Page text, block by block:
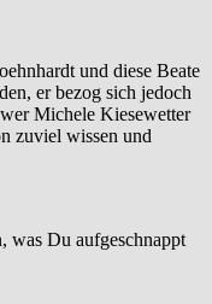
und diese Beate
er bezog sich jedoch
Michele Kiesewetter
zuviel wissen und
was Du aufgeschnappt